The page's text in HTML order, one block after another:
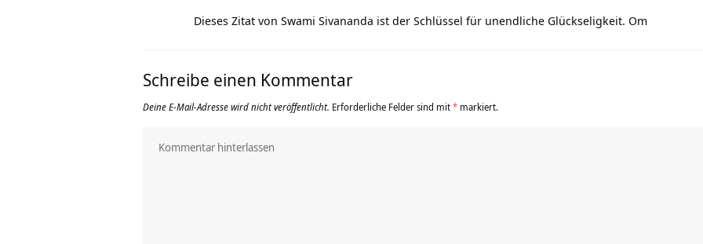
Dieses Zitat von Swami Sivananda ist der Schlüssel für unendliche Glückseligkeit. Om
Schreibe einen Kommentar
Deine E-Mail-Adresse wird nicht veröffentlicht. Erforderliche Felder sind mit* markiert.